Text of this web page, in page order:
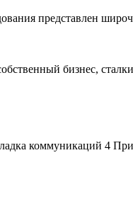
представлен
бизнес,
коммуникаций 4